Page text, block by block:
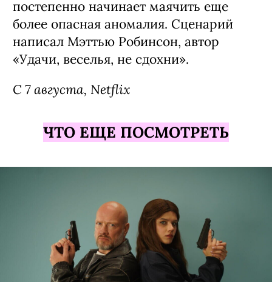
постепенно начинает маячить еще
более опасная аномалия. Сценарий
написал Мэттью Робинсон, автор
«Удачи, веселья, не сдохни».
С 7 августа, Netflix
ЧТО ЕЩЕ ПОСМОТРЕТЬ